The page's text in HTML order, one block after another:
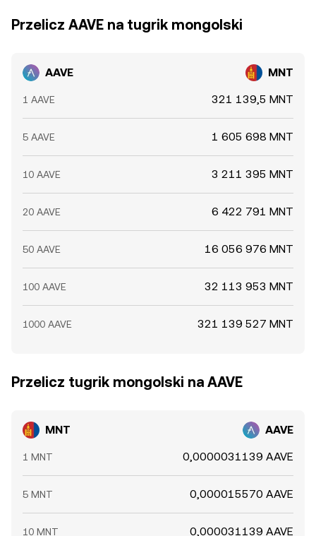
Przelicz AAVE na tugrik mongolski
AAVE MNT
1 AAVE 321 139,5 MNT
5 AAVE 1 605 698 MNT
10 AAVE 3 211 395 MNT
20 AAVE 6 422 791 MNT
50 AAVE 16 056 976 MNT
100 AAVE 32 113 953 MNT
1000 AAVE 321 139 527 MNT
Przelicz tugrik mongolski na AAVE
MNT AAVE
1 MNT 0,0000031139 AAVE
5 MNT 0,000015570 AAVE
10 MNT 0,000031139 AAVE